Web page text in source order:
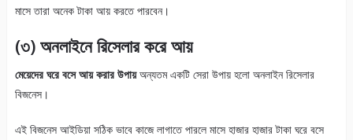
মাসে তারা অনেক টাকা আয় করতে পারবেন।
(৩) অনলাইনে রিসেলার করে আয়
মেয়েদের ঘরে বসে আয় করার উপায়অন্যতম একটি সেরা উপায় হলো অনলাইন রিসেলার
বিজনেস।
এই বিজনেস আইডিয়া সঠিক ভাবে কাজে লাগাতে পারলে মাসে হাজার হাজার টাকা ঘরে বসে